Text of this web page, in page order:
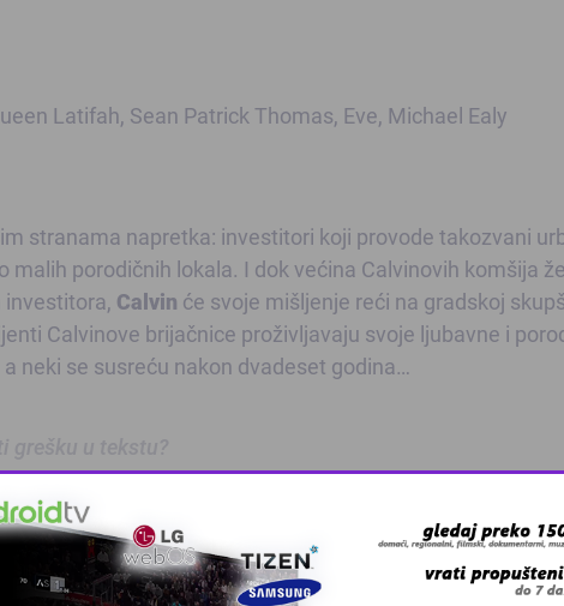
Latifah, Sean Patrick Thomas, Eve, Michael Ealy
stranama napretka: investitori koji provode takozvani
porodičnih lokala. I dok većina Calvinovih komšija
investitora, Calvin će svoje mišljenje reći na gradskoj
Calvinove brijačnice proživljavaju svoje ljubavne i
neki se susreću nakon dvadeset godina…